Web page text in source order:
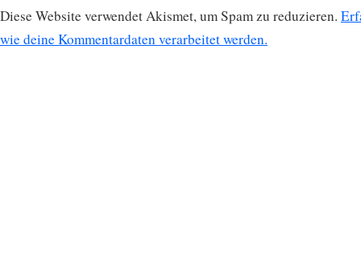
Diese Website verwendet Akismet, um Spam zu reduzieren.
wie deine Kommentardaten verarbeitet werden.